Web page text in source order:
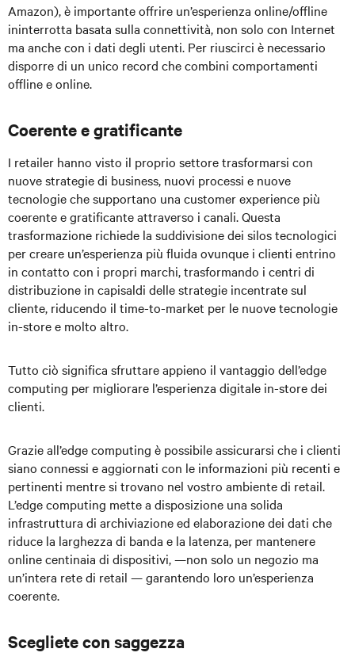
Amazon), è importante offrire un’esperienza online/offline
ininterrotta basata sulla connettività, non solo con Internet
ma anche con i dati degli utenti. Per riuscirci è necessario
disporre di un unico record che combini comportamenti
offline e online.
Coerente e gratificante
I retailer hanno visto il proprio settore trasformarsi con
nuove strategie di business, nuovi processi e nuove
tecnologie che supportano una customer experience più
coerente e gratificante attraverso i canali. Questa
trasformazione richiede la suddivisione dei silos tecnologici
per creare un’esperienza più fluida ovunque i clienti entrino
in contatto con i propri marchi, trasformando i centri di
distribuzione in capisaldi delle strategie incentrate sul
cliente, riducendo il time-to-market per le nuove tecnologie
in-store e molto altro.
Tutto ciò significa sfruttare appieno il vantaggio dell’edge
computing per migliorare l’esperienza digitale in-store dei
clienti.
Grazie all’edge computing è possibile assicurarsi che i clienti
siano connessi e aggiornati con le informazioni più recenti e
pertinenti mentre si trovano nel vostro ambiente di retail.
L’edge computing mette a disposizione una solida
infrastruttura di archiviazione ed elaborazione dei dati che
riduce la larghezza di banda e la latenza, per mantenere
online centinaia di dispositivi, —non solo un negozio ma
un’intera rete di retail — garantendo loro un’esperienza
coerente.
Scegliete con saggezza